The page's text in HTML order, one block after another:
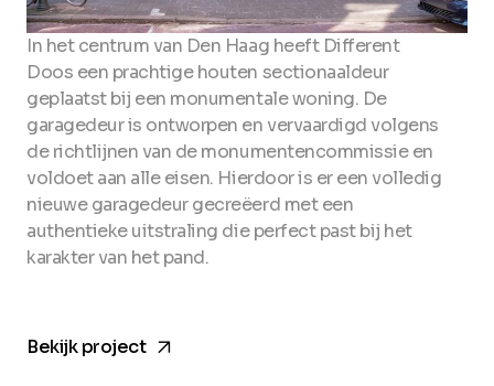
In het centrum van Den Haag heeft Different
Doos een prachtige houten sectionaaldeur
geplaatst bij een monumentale woning. De
garagedeur is ontworpen en vervaardigd volgens
de richtlijnen van de monumentencommissie en
voldoet aan alle eisen. Hierdoor is er een volledig
nieuwe garagedeur gecreëerd met een
authentieke uitstraling die perfect past bij het
karakter van het pand.
Bekijk projectarrow_forward